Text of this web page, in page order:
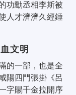
功勳丞相李斯被
人才濟濟久經錘
文明
的一部，也是全
陽四門張掛《呂
字賜千金拉開序